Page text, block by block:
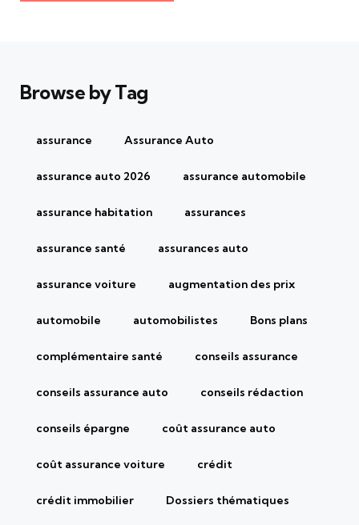
Browse by Tag
assurance Assurance Auto
assurance auto 2026 assurance automobile
assurance habitation assurances
assurance santé assurances auto
assurance voiture augmentation des prix
automobile automobilistes Bons plans
complémentaire santé conseils assurance
conseils assurance auto conseils rédaction
conseils épargne coût assurance auto
coût assurance voiture crédit
crédit immobilier Dossiers thématiques